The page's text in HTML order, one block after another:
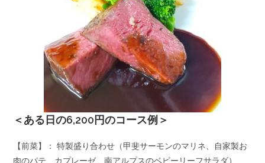
＜ある日の6,200円のコース例＞
【前菜】： 特製盛り合わせ（甲斐サーモンのマリネ、自家製お
肉のパテ、カプレーゼ、南アルプスのベビーリーフサラダ）